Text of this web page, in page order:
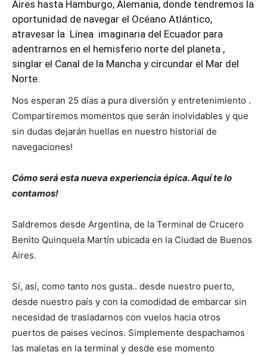
Aires hasta Hamburgo, Alemania, donde tendremos la
oportunidad de navegar el Océano Atlántico,
atravesar la Línea imaginaria del Ecuador para
adentrarnos en el hemisferio norte del planeta ,
singlar el Canal de la Mancha y circundar el Mar del
Norte.
Nos esperan 25 días a pura diversión y entretenimiento .
Compartiremos momentos que serán inolvidables y que
sin dudas dejarán huellas en nuestro historial de
navegaciones!
Cómo será esta nueva experiencia épica. Aquí te lo
contamos!
Saldremos desde Argentina, de la Terminal de Crucero
Benito Quinquela Martín ubicada en la Ciudad de Buenos
Aires.
Sí, así, como tanto nos gusta.. desde nuestro puerto,
desde nuestro país y con la comodidad de embarcar sin
necesidad de trasladarnos con vuelos hacia otros
puertos de paises vecinos. Simplemente despachamos
las maletas en la terminal y desde ese momento